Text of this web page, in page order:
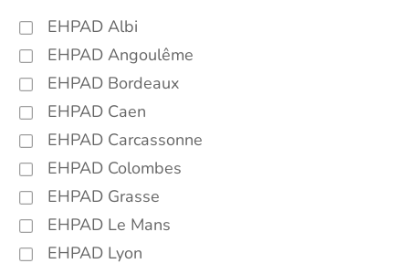
EHPAD Albi
EHPAD Angoulême
EHPAD Bordeaux
EHPAD Caen
EHPAD Carcassonne
EHPAD Colombes
EHPAD Grasse
EHPAD Le Mans
EHPAD Lyon